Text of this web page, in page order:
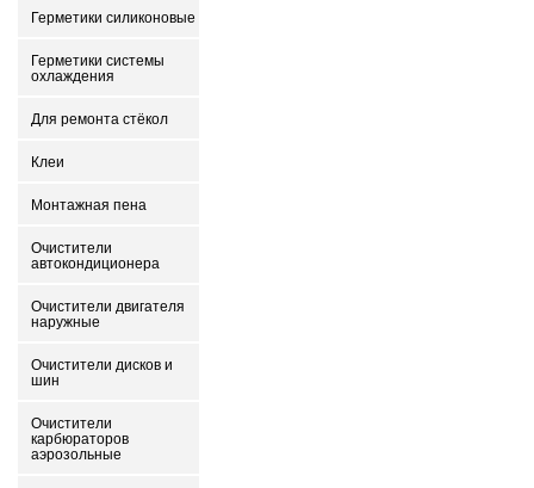
Герметики силиконовые
Герметики системы
охлаждения
Для ремонта стёкол
Клеи
Монтажная пена
Очистители
автокондиционера
Очистители двигателя
наружные
Очистители дисков и
шин
Очистители
карбюраторов
аэрозольные